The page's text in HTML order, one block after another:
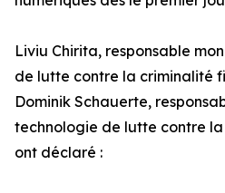
Liviu Chirita, responsable
de lutte contre la criminalité
Dominik Schauerte,
technologie de lutte contre
ont déclaré :